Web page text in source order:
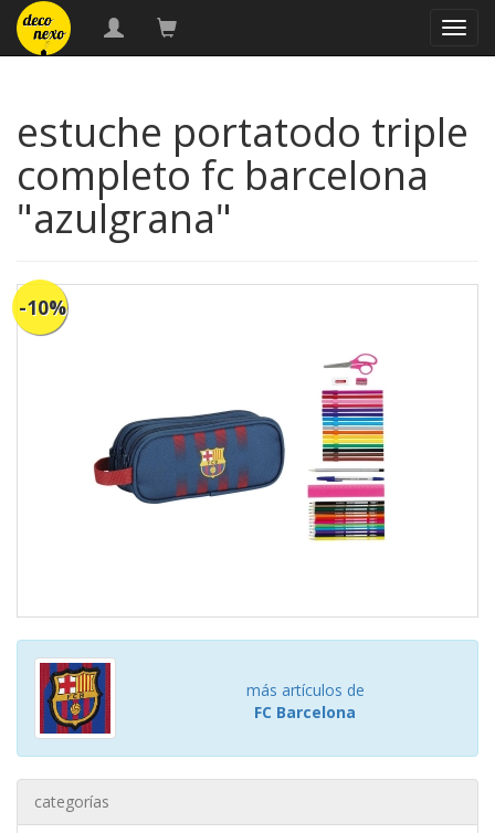
estuche portatodo triple
completo fc barcelona
"azulgrana"
-10%
más artículos de
FC Barcelona
categorías